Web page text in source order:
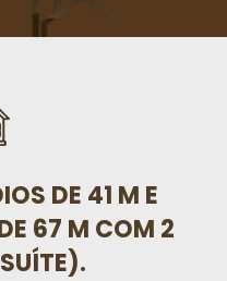
DE 41 M E
67 M COM 2